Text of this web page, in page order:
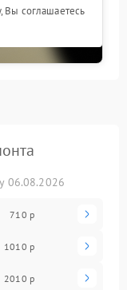
Вы соглашаетесь
06.08.2026
710 р
1010 р
2010 р